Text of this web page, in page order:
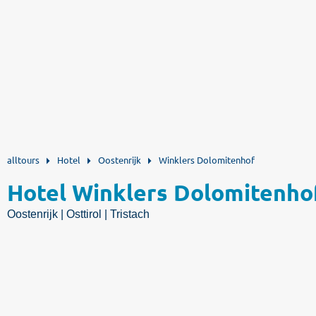
alltours Hotel Oostenrijk Winklers Dolomitenhof
Hotel Winklers
Oostenrijk | Osttirol | Tristach